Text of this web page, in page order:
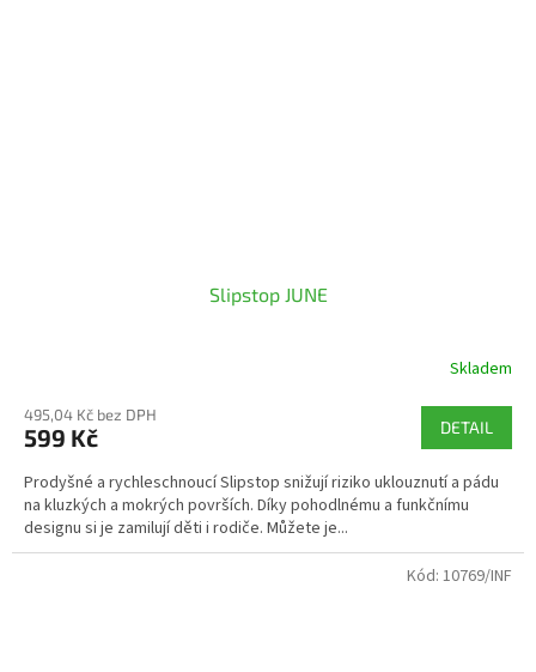
Slipstop JUNE
Skladem
495,04 Kč bez DPH
599 Kč DETAIL
Prodyšné a rychleschnoucí Slipstop snižují riziko uklouznutí a pádu
na kluzkých a mokrých površích. Díky pohodlnému a funkčnímu
designu si je zamilují děti i rodiče. Můžete je...
Kód: 10769/INF